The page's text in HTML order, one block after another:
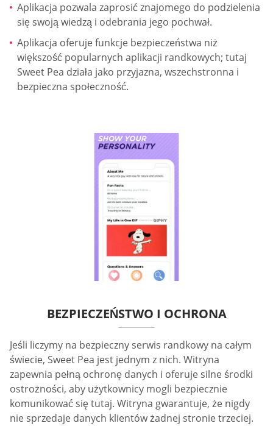
Aplikacja pozwala zaprosić znajomego do podzielenia
się swoją wiedzą i odebrania jego pochwał.
Aplikacja oferuje funkcje bezpieczeństwa niż
większość popularnych aplikacji randkowych; tutaj
Sweet Pea działa jako przyjazna, wszechstronna i
bezpieczna społeczność.
BEZPIECZEŃSTWO I OCHRONA
Jeśli liczymy na bezpieczny serwis randkowy na całym
świecie, Sweet Pea jest jednym z nich. Witryna
zapewnia pełną ochronę danych i oferuje silne środki
ostrożności, aby użytkownicy mogli bezpiecznie
komunikować się tutaj. Witryna gwarantuje, że nigdy
nie sprzedaje danych klientów żadnej stronie trzeciej.